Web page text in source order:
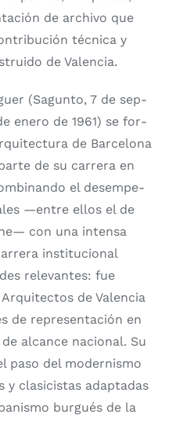
de archi­vo que
téc­ni­ca y
de Valen­cia.
(Sagun­to, 7 de sep­
enero de 1961) se for­
de Bar­ce­lo­na
de su carre­ra en
el desem­pe­
—entre ellos el de
con una inten­sa
ins­ti­tu­cio­nal
rele­van­tes: fue
de Valen­cia
de repre­sen­ta­ción en
alcan­ce nacio­nal. Su
paso del moder­nis­mo
y cla­si­cis­tas adap­ta­das
bur­gués de la